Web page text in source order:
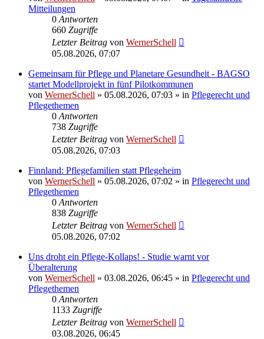
Mitteilungen
0 Antworten
660 Zugriffe
Letzter Beitrag von WernerSchell
05.08.2026, 07:07
Gemeinsam für Pflege und Planetare Gesundheit - BAGSO
startet Modellprojekt in fünf Pilotkommunen
von WernerSchell » 05.08.2026, 07:03 » in Pflegerecht und
Pflegethemen
0 Antworten
738 Zugriffe
Letzter Beitrag von WernerSchell
05.08.2026, 07:03
Finnland: Pflegefamilien statt Pflegeheim
von WernerSchell » 05.08.2026, 07:02 » in Pflegerecht und
Pflegethemen
0 Antworten
838 Zugriffe
Letzter Beitrag von WernerSchell
05.08.2026, 07:02
Uns droht ein Pflege-Kollaps! - Studie warnt vor
Überalterung
von WernerSchell » 03.08.2026, 06:45 » in Pflegerecht und
Pflegethemen
0 Antworten
1133 Zugriffe
Letzter Beitrag von WernerSchell
03.08.2026, 06:45